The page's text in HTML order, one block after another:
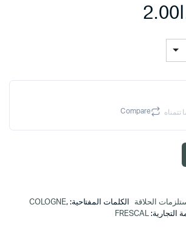
2.00
تتمناه Compare
الحلاقة الكلمات المفتاحية: COLOGNE,
التجارية:FRESCAL